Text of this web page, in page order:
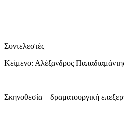
Συντελεστές
Κείμενο: Αλέξανδρος
Σκηνοθεσία – δραματουργική